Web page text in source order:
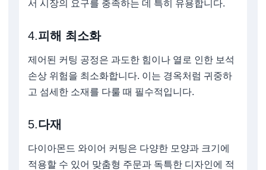
서 시장의 요구를 충족하는 데 특히 유용합니다.
4.피해 최소화
제어된 커팅 공정은 과도한 힘이나 열로 인한 보석
손상 위험을 최소화합니다. 이는 경옥처럼 귀중하
고 섬세한 소재를 다룰 때 필수적입니다.
5.다재
다이아몬드 와이어 커팅은 다양한 모양과 크기에
적용할 수 있어 맞춤형 주문과 독특한 디자인에 적